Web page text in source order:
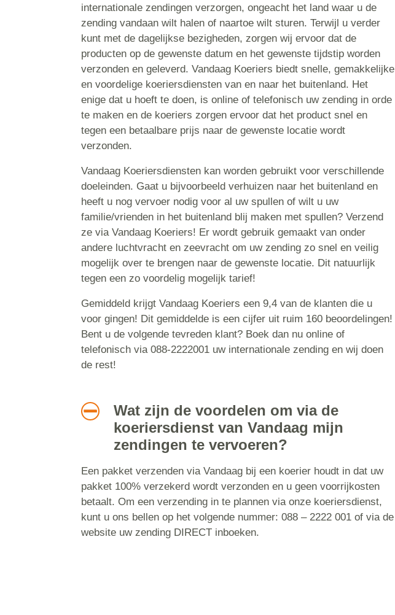
internationale zendingen verzorgen, ongeacht het land waar u de
zending vandaan wilt halen of naartoe wilt sturen. Terwijl u verder
kunt met de dagelijkse bezigheden, zorgen wij ervoor dat de
producten op de gewenste datum en het gewenste tijdstip worden
verzonden en geleverd. Vandaag Koeriers biedt snelle, gemakkelijke
en voordelige koeriersdiensten van en naar het buitenland. Het
enige dat u hoeft te doen, is online of telefonisch uw zending in orde
te maken en de koeriers zorgen ervoor dat het product snel en
tegen een betaalbare prijs naar de gewenste locatie wordt
verzonden.
Vandaag Koeriersdiensten kan worden gebruikt voor verschillende
doeleinden. Gaat u bijvoorbeeld verhuizen naar het buitenland en
heeft u nog vervoer nodig voor al uw spullen of wilt u uw
familie/vrienden in het buitenland blij maken met spullen? Verzend
ze via Vandaag Koeriers! Er wordt gebruik gemaakt van onder
andere luchtvracht en zeevracht om uw zending zo snel en veilig
mogelijk over te brengen naar de gewenste locatie. Dit natuurlijk
tegen een zo voordelig mogelijk tarief!
Gemiddeld krijgt Vandaag Koeriers een 9,4 van de klanten die u
voor gingen! Dit gemiddelde is een cijfer uit ruim 160 beoordelingen!
Bent u de volgende tevreden klant? Boek dan nu online of
telefonisch via 088-2222001 uw internationale zending en wij doen
de rest!
Wat zijn de voordelen om via de
koeriersdienst van Vandaag mijn
zendingen te vervoeren?
Een pakket verzenden via Vandaag bij een koerier houdt in dat uw
pakket 100% verzekerd wordt verzonden en u geen voorrijkosten
betaalt. Om een verzending in te plannen via onze koeriersdienst,
kunt u ons bellen op het volgende nummer: 088 – 2222 001 of via de
website uw zending DIRECT inboeken.